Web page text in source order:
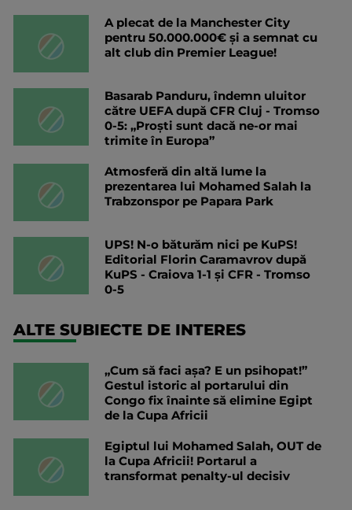
A plecat de la Manchester City
pentru 50.000.000€ și a semnat cu
alt club din Premier League!
Basarab Panduru, îndemn uluitor
către UEFA după CFR Cluj - Tromso
0-5: „Proști sunt dacă ne-or mai
trimite în Europa”
Atmosferă din altă lume la
prezentarea lui Mohamed Salah la
Trabzonspor pe Papara Park
UPS! N-o băturăm nici pe KuPS!
Editorial Florin Caramavrov după
KuPS - Craiova 1-1 și CFR - Tromso
0-5
ALTE SUBIECTE DE INTERES
„Cum să faci așa? E un psihopat!”
Gestul istoric al portarului din
Congo fix înainte să elimine Egipt
de la Cupa Africii
Egiptul lui Mohamed Salah, OUT de
la Cupa Africii! Portarul a
transformat penalty-ul decisiv